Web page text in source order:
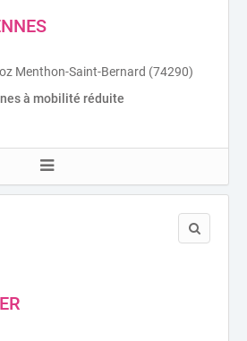
Menthon-Saint-Bernard (74290)
à mobilité réduite